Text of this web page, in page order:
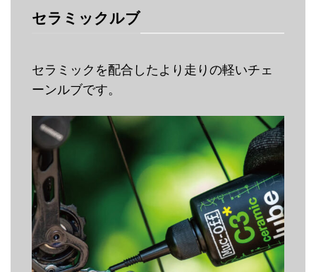
セラミックルブ
セラミックを配合したより走りの軽いチェ
ーンルブです。